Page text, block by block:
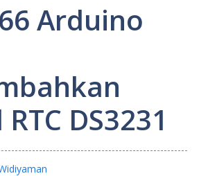
Arduino
DS3231